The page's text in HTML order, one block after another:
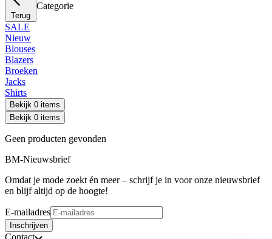
Terug
Categorie
SALE
Nieuw
Blouses
Blazers
Broeken
Jacks
Shirts
Bekijk 0 items
Bekijk 0 items
Geen producten gevonden
BM-Nieuwsbrief
Omdat je mode zoekt én meer – schrijf je in voor onze nieuwsbrief
en blijf altijd op de hoogte!
E-mailadres
Inschrijven